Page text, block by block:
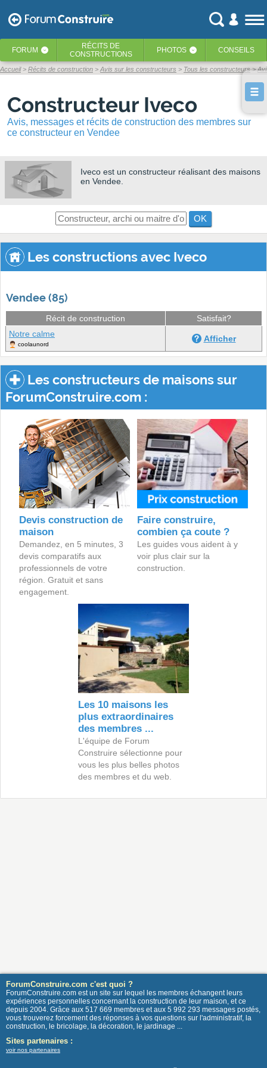
FORUM ‹ RÉCITS DE
CONSTRUCTIONS
PHOTOS ‹ CONSEILS
Accueil Récits de construction Avis sur les constructeurs Tous les constructeurs
Constructeur Iveco
Avis, messages et récits de construction des membres sur
ce constructeur en Vendee
Iveco est un constructeur réalisant des maisons
en Vendee.
OK
Les constructions avec Iveco
Vendee (85)
Récit de construction
Satisfait?
Notre calme
coolaunord
Afficher
Les constructeurs de maisons sur
ForumConstruire.com :
Devis construction de
maison
Demandez, en 5 minutes, 3
devis comparatifs aux
professionnels de votre
région. Gratuit et sans
engagement.
Faire construire,
combien ça coute ?
Les guides vous aident à y
voir plus clair sur la
construction.
Les 10 maisons les
plus extraordinaires
des membres ...
L'équipe de Forum
Construire sélectionne pour
vous les plus belles photos
des membres et du web.
ForumConstruire.com c'est quoi ?
ForumConstruire.com est un site sur lequel les membres échangent leurs
expériences personnelles concernant la construction de leur maison, et ce
depuis 2004. Grâce aux 517 669 membres et aux 5 992 293 messages postés,
vous trouverez forcement des réponses à vos questions sur l'administratif, la
construction, le bricolage, la décoration, le jardinage ...
Sites partenaires :
voir nos partenaires